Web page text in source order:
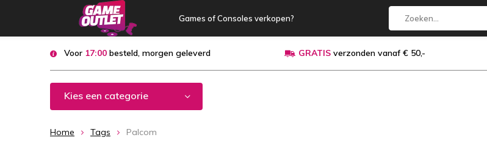
Games of Consoles verkopen?
Voor 17:00 besteld, morgen geleverd GRATISverzonden vanaf € 50,-
Kies een categorie
Home Tags Palcom